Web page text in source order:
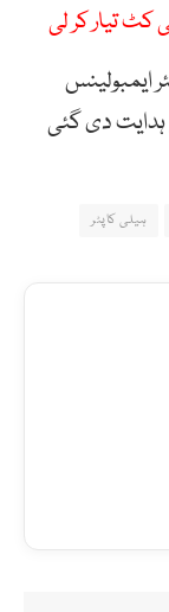
کٹ تیار کر لی
ایمبولینس
دی گئی
ہیلی کاپٹر